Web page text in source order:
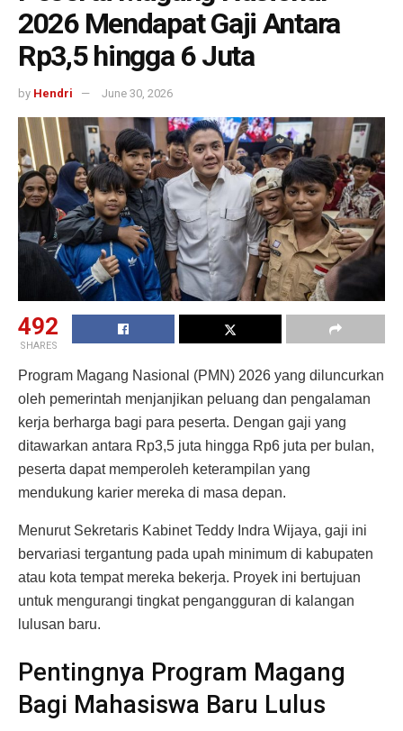
2026 Mendapat Gaji Antara
Rp3,5 hingga 6 Juta
by Hendri June 30, 2026
492
SHARES
Program Magang Nasional (PMN) 2026 yang diluncurkan
oleh pemerintah menjanjikan peluang dan pengalaman
kerja berharga bagi para peserta. Dengan gaji yang
ditawarkan antara Rp3,5 juta hingga Rp6 juta per bulan,
peserta dapat memperoleh keterampilan yang
mendukung karier mereka di masa depan.
Menurut Sekretaris Kabinet Teddy Indra Wijaya, gaji ini
bervariasi tergantung pada upah minimum di kabupaten
atau kota tempat mereka bekerja. Proyek ini bertujuan
untuk mengurangi tingkat pengangguran di kalangan
lulusan baru.
Pentingnya Program Magang
Bagi Mahasiswa Baru Lulus